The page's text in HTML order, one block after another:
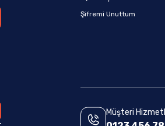
Şifremi Unuttum
Müşteri